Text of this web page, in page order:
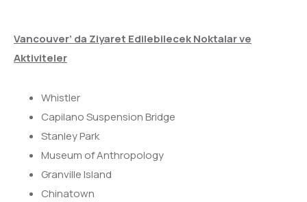
Vancouver’ da Ziyaret Edilebilecek Noktalar ve
Aktiviteler
Whistler
Capilano Suspension Bridge
Stanley Park
Museum of Anthropology
Granville Island
Chinatown